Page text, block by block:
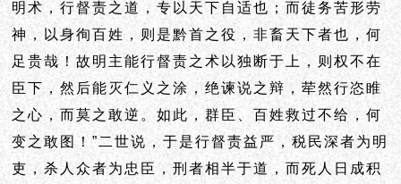
明术，行督责之道，专以天下自适也；而徒务苦形劳
神，以身徇百姓，则是黔首之役，非畜天下者也，何
足贵哉！故明主能行督责之术以独断于上，则权不在
臣下，然后能灭仁义之涂，绝谏说之辩，荦然行恣睢
之心，而莫之敢逆。如此，群臣、百姓救过不给，何
变之敢图！”二世说，于是行督责益严，税民深者为明
吏，杀人众者为忠臣，刑者相半于道，而死人日成积